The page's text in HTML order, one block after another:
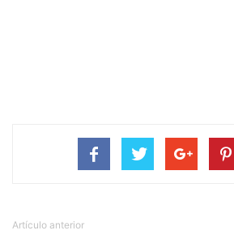
Artículo anterior